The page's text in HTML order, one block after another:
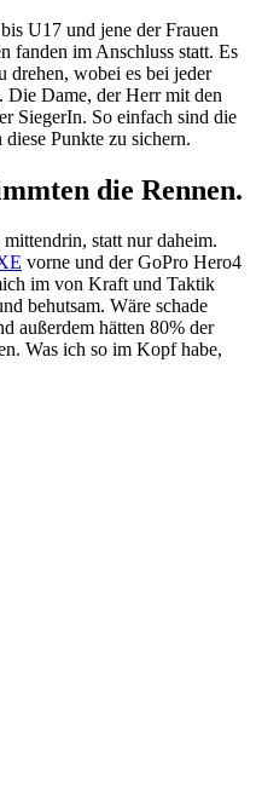
U17 und jene der Frauen
fanden im Anschluss statt. Es
drehen, wobei es bei jeder
Dame, der Herr mit den
SiegerIn. So einfach sind die
Punkte zu sichern.
die Rennen.
statt nur daheim.
vorne und der GoPro Hero4
im von Kraft und Taktik
behutsam. Wäre schade
außerdem hätten 80% der
Was ich so im Kopf habe,